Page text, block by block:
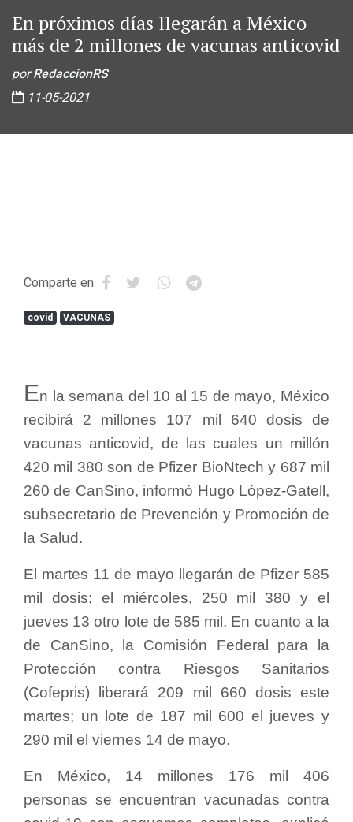
En próximos días llegarán a México
más de 2 millones de vacunas anticovid
porRedaccionRS
11-05-2021
Comparte en
covid VACUNAS
En la semana del 10 al 15 de mayo, México
recibirá 2 millones 107 mil 640 dosis de
vacunas anticovid, de las cuales un millón
420 mil 380 son de Pfizer BioNtech y 687 mil
260 de CanSino, informó Hugo López-Gatell,
subsecretario de Prevención y Promoción de
la Salud.
El martes 11 de mayo llegarán de Pfizer 585
mil dosis; el miércoles, 250 mil 380 y el
jueves 13 otro lote de 585 mil. En cuanto a la
de CanSino, la Comisión Federal para la
Protección contra Riesgos Sanitarios
(Cofepris) liberará 209 mil 660 dosis este
martes; un lote de 187 mil 600 el jueves y
290 mil el viernes 14 de mayo.
En México, 14 millones 176 mil 406
personas se encuentran vacunadas contra